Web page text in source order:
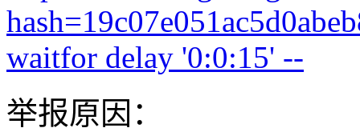
waitfor delay '0:0:15' --
举报原因：